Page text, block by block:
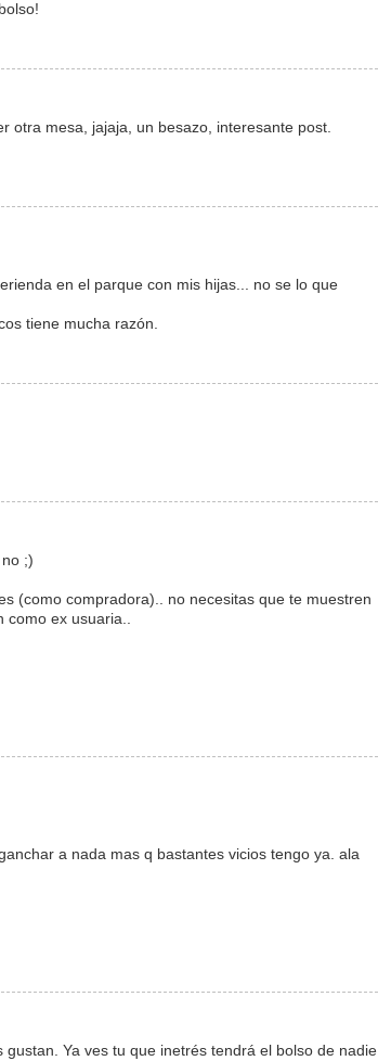
otra mesa, jajaja, un besazo, interesante post.
en el parque con mis hijas... no se lo que
tiene mucha razón.
;)
(como compradora).. no necesitas que te muestren
como ex usuaria..
a nada mas q bastantes vicios tengo ya. ala
Ya ves tu que inetrés tendrá el bolso de nadie